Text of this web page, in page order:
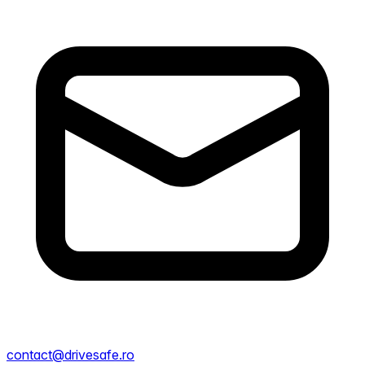
contact@drivesafe.ro